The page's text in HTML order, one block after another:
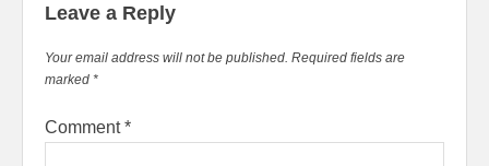
Leave a Reply
Your email address will not be published. Required fields are
marked *
Comment*